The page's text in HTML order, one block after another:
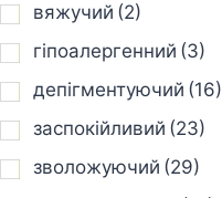
вяжучий (2)
гіпоалергенний (3)
депігментуючий (16)
заспокійливий (23)
зволожуючий (29)